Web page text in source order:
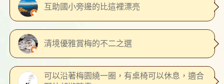
互助國小旁邊的比這裡漂亮
清境優雅賞梅的不二之選
可以沿著梅園繞一圈，有桌椅可以休息，適合